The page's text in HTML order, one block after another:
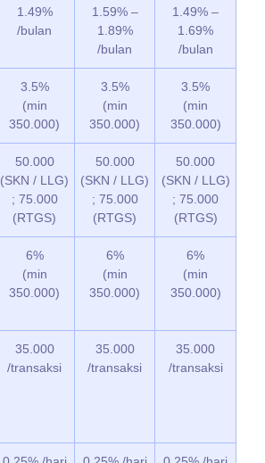
1.49%
/bulan
1.59% –
1.89%
/bulan
1.49% –
1.69%
/bulan
3.5%
(min
350.000)
3.5%
(min
350.000)
3.5%
(min
350.000)
50.000
(SKN / LLG)
; 75.000
(RTGS)
50.000
(SKN / LLG)
; 75.000
(RTGS)
50.000
(SKN / LLG)
; 75.000
(RTGS)
6%
(min
350.000)
6%
(min
350.000)
6%
(min
350.000)
35.000
/transaksi
35.000
/transaksi
35.000
/transaksi